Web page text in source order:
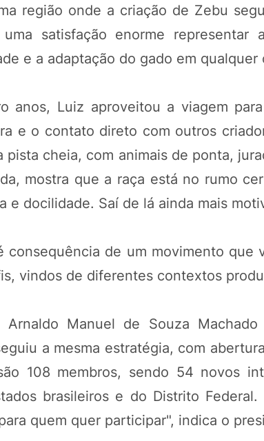
região onde a criação de Zebu
satisfação enorme representar
e a adaptação do gado em qualquer
anos, Luiz aproveitou a viagem
e o contato direto com outros
pista cheia, com animais de ponta,
mostra que a raça está no rumo
e docilidade. Saí de lá ainda mais
consequência de um movimento que
vindos de diferentes contextos
Arnaldo Manuel de Souza
a mesma estratégia, com
108 membros, sendo 54 novos
brasileiros e do Distrito Federal.
quem quer participar", indica o